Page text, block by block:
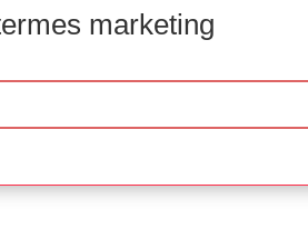
marketing